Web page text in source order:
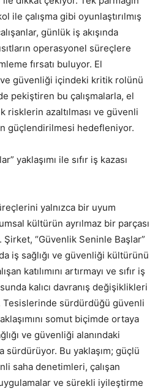
ile çalışma gibi oyunlaştırılmış
günlük iş akışında
operasyonel süreçlere
fırsatı buluyor. El
güvenliği içindeki kritik rolünü
pekiştiren bu çalışmalarla, el
risklerin azaltılması ve güvenli
güçlendirilmesi hedefleniyor.
yaklaşımı ile sıfır iş kazası
yalnızca bir uyum
kültürün ayrılmaz bir parçası
“Güvenlik Seninle Başlar”
iş sağlığı ve güvenliği kültürünü
katılımını artırmayı ve sıfır iş
kalıcı davranış değişiklikleri
Tesislerinde sürdürdüğü güvenli
somut biçimde ortaya
ve güvenliği alanındaki
sürdürüyor. Bu yaklaşım; güçlü
saha denetimleri, çalışan
ve sürekli iyileştirme